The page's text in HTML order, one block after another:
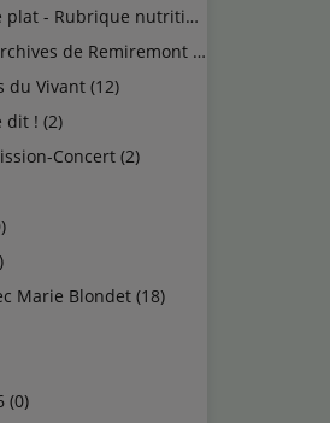
- Rubrique nutrition (0)
de Remiremont (2)
du Vivant (12)
dit ! (2)
Concert (2)
Marie Blondet (18)
(0)